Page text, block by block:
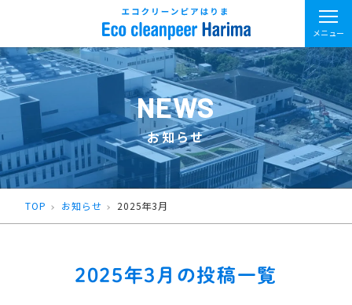
メニュー
NEWS
お知らせ
TOP お知らせ 2025年3月
2025年3月の投稿一覧